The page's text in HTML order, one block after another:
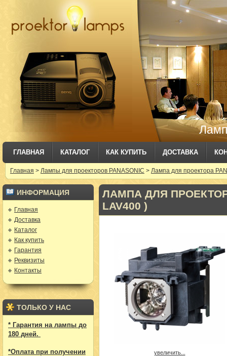
ГЛАВНАЯ КАТАЛОГ КАК КУПИТЬ ДОСТАВКА
Главная > Лампы для проекторов PANASONIC > Лампа для проектора
ИНФОРМАЦИЯ
Главная
Доставка
Каталог
Как купить
Гарантия
Реквизиты
Контакты
ТОЛЬКО У НАС
* Гарантия на лампы до
180 дней.
*Оплата при получении
ЛАМПА ДЛЯ ПРОЕКТОРА
LAV400 )
увеличить...